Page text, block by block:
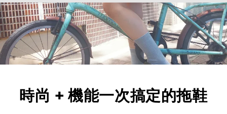
時尚 + 機能一次搞定的拖鞋